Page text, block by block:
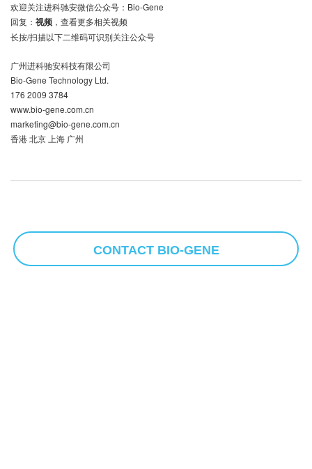
欢迎关注进科驰安微信公众号：Bio-Gene
回复： 视频 ，查看更多相关视频
长按/扫描以下二维码可识别关注公众号
广州进科驰安科技有限公司
Bio-Gene Technology Ltd.
176 2009 3784
www.bio-gene.com.cn
marketing@bio-gene.com.cn
香港 北京 上海 广州
CONTACT BIO-GENE